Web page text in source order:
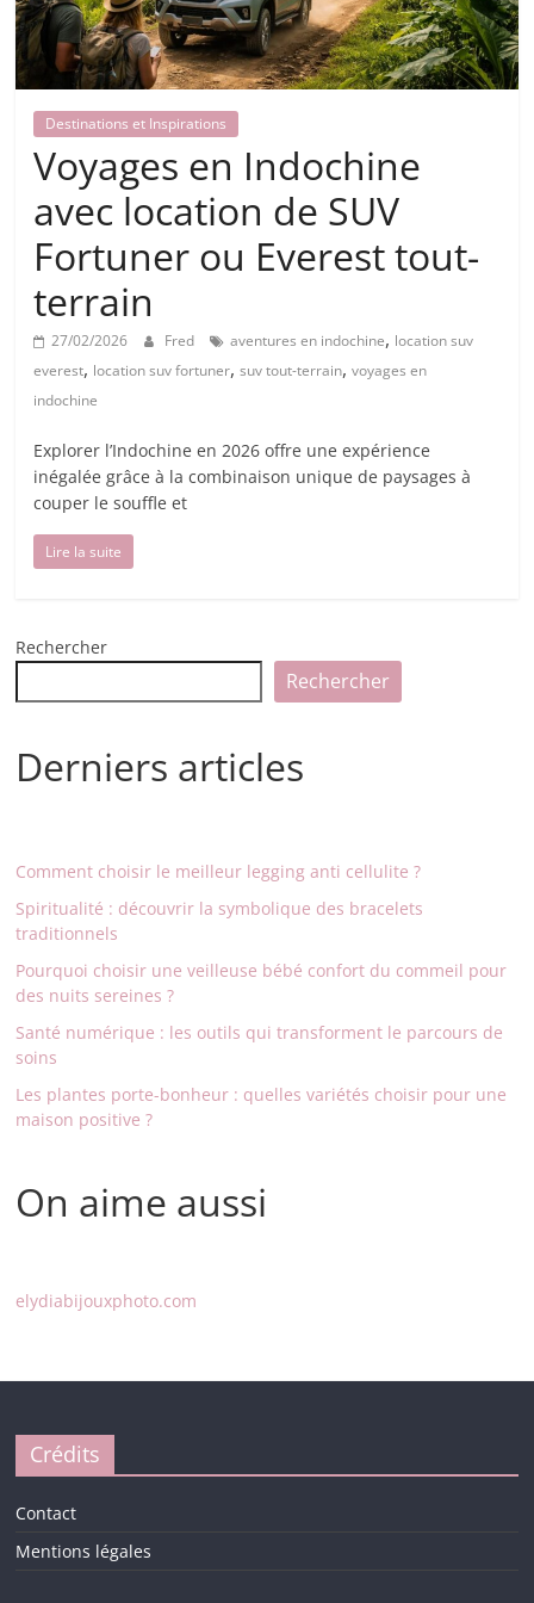
Destinations et Inspirations
Voyages en Indochine
avec location de SUV
Fortuner ou Everest tout-
terrain
27/02/2026 Fred aventures en indochine, location suv
everest, location suv fortuner,suv tout-terrain,voyages en
indochine
Explorer l’Indochine en 2026 offre une expérience
inégalée grâce à la combinaison unique de paysages à
couper le souffle et
Lire la suite
Rechercher
Rechercher
Derniers articles
Comment choisir le meilleur legging anti cellulite ?
Spiritualité : découvrir la symbolique des bracelets
traditionnels
Pourquoi choisir une veilleuse bébé confort du commeil pour
des nuits sereines ?
Santé numérique : les outils qui transforment le parcours de
soins
Les plantes porte-bonheur : quelles variétés choisir pour une
maison positive ?
On aime aussi
elydiabijouxphoto.com
Crédits
Contact
Mentions légales